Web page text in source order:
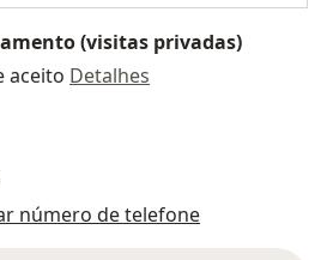
(visitas privadas)
aceito Detalhes
número de telefone